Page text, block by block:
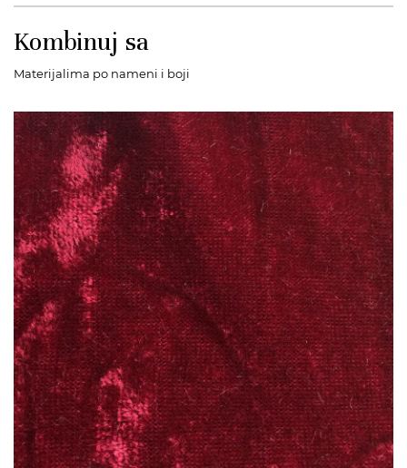
Kombinuj sa
Materijalima po nameni i boji